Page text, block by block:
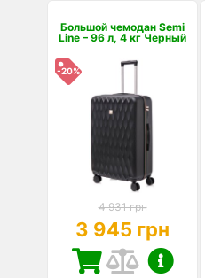
Большой чемодан Semi
Line – 96 л, 4 кг Черный
-20%
4 931 грн
3 945 грн